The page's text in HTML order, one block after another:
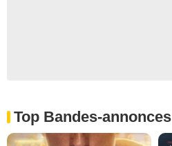
Top Bandes-annonces